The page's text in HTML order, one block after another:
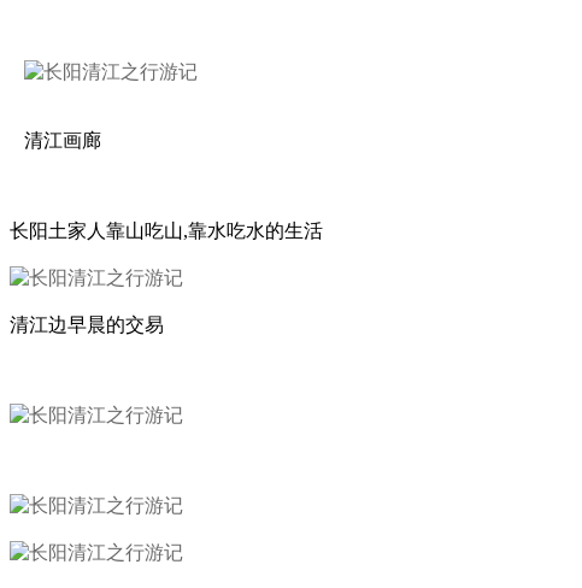
清江画廊
长阳土家人靠山吃山,靠水吃水的生活
清江边早晨的交易